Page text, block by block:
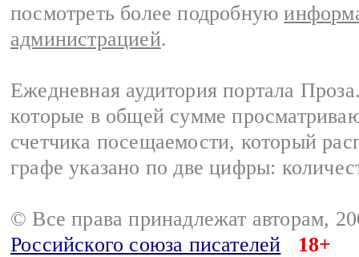
посмотреть более подробную
администрацией.
Ежедневная аудитория портала
которые в общей сумме
счетчика посещаемости, который
графе указано по две цифры:
© Все права принадлежат авторам,
Российского союза писателей
18+